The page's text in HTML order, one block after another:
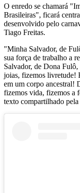
O enredo se chamará
Brasileiras", ficará
desenvolvido pelo
Tiago Freitas.
"Minha Salvador, de
sua força de trabalho a
Salvador, de Dona
joias, fizemos livretude!
em um corpo ancestral!
fizemos vida, fizemos a
texto compartilhado